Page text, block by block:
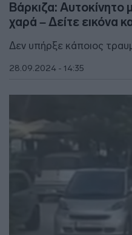
Βάρκιζα: Αυτοκίνητο
χαρά – Δείτε εικόνα
Δεν υπήρξε κάποιος
28.09.2024 - 14:35